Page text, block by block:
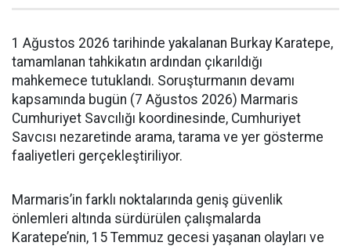
1 Ağustos 2026 tarihinde yakalanan Burkay Karatepe,
tamamlanan tahkikatın ardından çıkarıldığı
mahkemece tutuklandı. Soruşturmanın devamı
kapsamında bugün (7 Ağustos 2026) Marmaris
Cumhuriyet Savcılığı koordinesinde, Cumhuriyet
Savcısı nezaretinde arama, tarama ve yer gösterme
faaliyetleri gerçekleştiriliyor.
Marmaris’in farklı noktalarında geniş güvenlik
önlemleri altında sürdürülen çalışmalarda
Karatepe’nin, 15 Temmuz gecesi yaşanan olayları ve